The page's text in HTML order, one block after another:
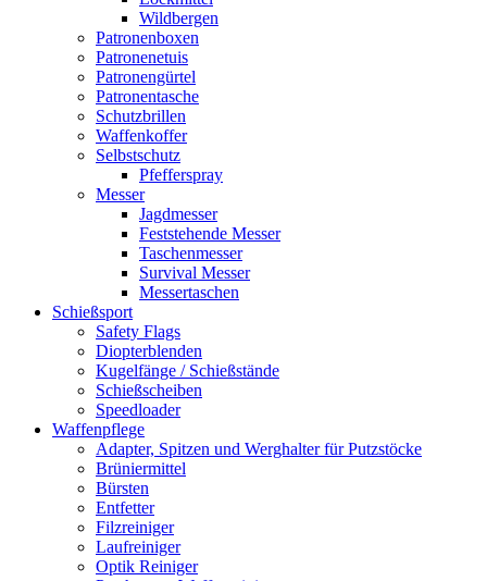
Wildbergen
Patronenboxen
Patronenetuis
Patronengürtel
Patronentasche
Schutzbrillen
Waffenkoffer
Selbstschutz
Pfefferspray
Messer
Jagdmesser
Feststehende Messer
Taschenmesser
Survival Messer
Messertaschen
Schießsport
Safety Flags
Diopterblenden
Kugelfänge / Schießstände
Schießscheiben
Speedloader
Waffenpflege
Adapter, Spitzen und Werghalter für Putzstöcke
Brüniermittel
Bürsten
Entfetter
Filzreiniger
Laufreiniger
Optik Reiniger